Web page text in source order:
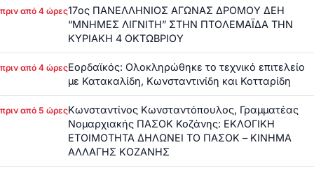
πριν από 4 ώρες17ος ΠΑΝΕΛΛΗΝΙΟΣ ΑΓΩΝΑΣ ΔΡΟΜΟΥ ΔΕΗ
“ΜΝΗΜΕΣ ΛΙΓΝΙΤΗ” ΣΤΗΝ ΠΤΟΛΕΜΑΪΔΑ ΤΗΝ
ΚΥΡΙΑΚΗ 4 ΟΚΤΩΒΡΙΟΥ
πριν από 4 ώρεςΕορδαϊκός: Ολοκληρώθηκε το τεχνικό επιτελείο
με Κατακαλίδη, Κωνσταντινίδη και Κοτταρίδη
πριν από 5 ώρεςΚωνσταντίνος Κωνσταντόπουλος, Γραμματέας
Νομαρχιακής ΠΑΣΟΚ Κοζάνης: ΕΚΛΟΓΙΚΗ
ΕΤΟΙΜΟΤΗΤΑ ΔΗΛΩΝΕΙ ΤΟ ΠΑΣΟΚ – ΚΙΝΗΜΑ
ΑΛΛΑΓΗΣ ΚΟΖΑΝΗΣ